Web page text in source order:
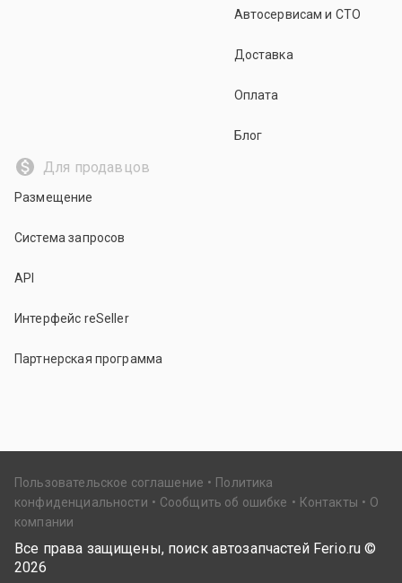
Автосервисам и СТО
Доставка
Оплата
Блог
Для продавцов
Размещение
Система запросов
API
Интерфейс reSeller
Партнерская программа
Пользовательское соглашение
Политика
конфиденциальности
Сообщить об ошибке Контакты
О
компании
Все права защищены, поиск автозапчастей Ferio.ru ©
2026